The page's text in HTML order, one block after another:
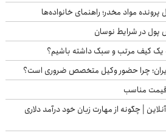
در شرایط نوسان
کیف مرتب و سبک داشته باشیم؟
ایران؛ چرا حضور وکیل متخصص ضروری است؟
قیمت مناسب
| چگونه از مهارت زبان خود درآمد دلاری